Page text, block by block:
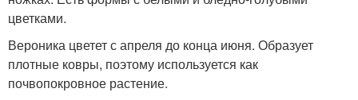
цветками.
Вероника цветет с апреля до конца июня. Образует
плотные ковры, поэтому используется как
почвопокровное растение.